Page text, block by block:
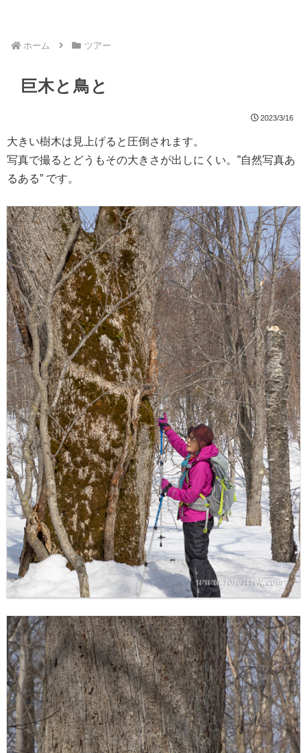
ホーム ツアー
巨木と鳥と
2023/3/16
大きい樹木は見上げると圧倒されます。
写真で撮るとどうもその大きさが出しにくい。”自然写真あ
るある” です。